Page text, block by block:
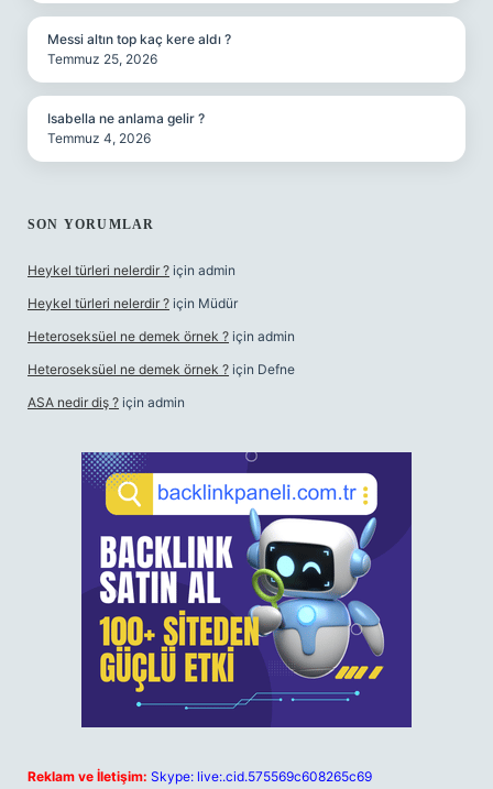
Messi altın top kaç kere aldı ?
Temmuz 25, 2026
Isabella ne anlama gelir ?
Temmuz 4, 2026
SON YORUMLAR
Heykel türleri nelerdir ? için admin
Heykel türleri nelerdir ? için Müdür
Heteroseksüel ne demek örnek ? için admin
Heteroseksüel ne demek örnek ? için Defne
ASA nedir diş ? için admin
Reklam ve İletişim: Skype: live:.cid.575569c608265c69